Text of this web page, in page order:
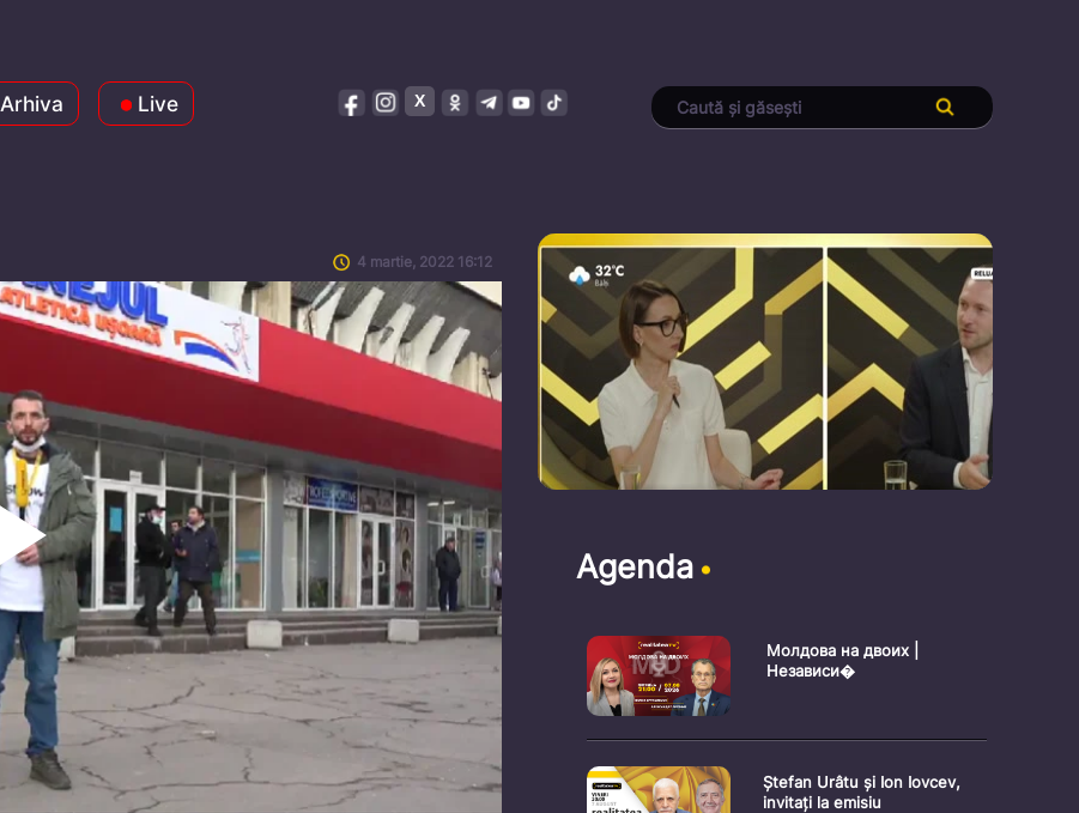
Arhiva Live
4 martie, 2022 16:12
Play
Video
Agenda
Молдова на двоих |
Независи�
Ștefan Urâtu și Ion Iovcev,
invitați la emisiu